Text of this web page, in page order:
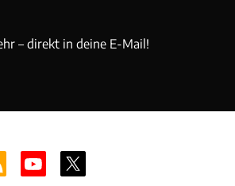
– direkt in deine E-Mail!